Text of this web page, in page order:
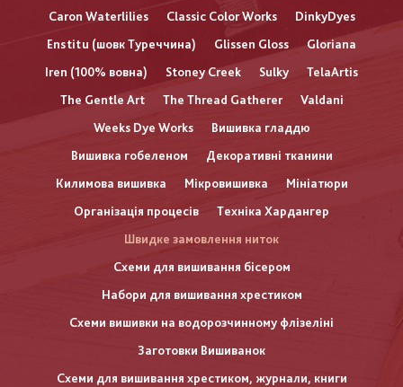
Caron Waterlilies Classic Color Works
DinkyDyes
Enstitu (шовк Туреччина)
Glissen Gloss
Gloriana
Iren (100% вовна)
Stoney Creek Sulky
TelaArtis
The Gentle Art
The Thread Gatherer
Valdani
Weeks Dye Works
Вишивка гладдю
Вишивка гобеленом
Декоративні тканини
Килимова вишивка
Мікровишивка
Мініатюри
Організація процесів
Техніка Хардангер
Швидке замовлення ниток
Схеми для вишивання бісером
Набори для вишивання хрестиком
Схеми вишивки на водорозчинному флізеліні
Заготовки Вишиванок
Схеми для вишивання хрестиком, журнали, книги